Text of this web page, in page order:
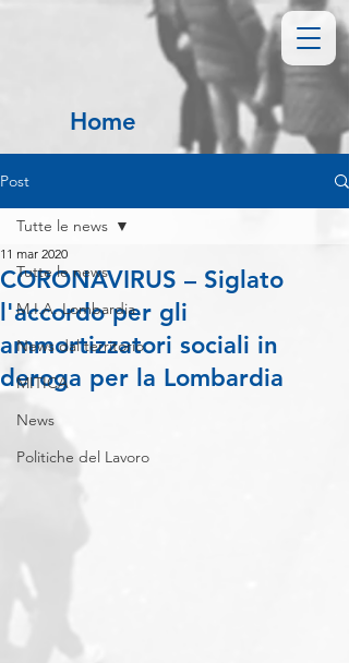
Home
Post
Tutte le news
M.I.A. Lombardia
News dal territorio
MITICA
News
Politiche del Lavoro
Tutte le news
CORONAVIRUS – Siglato
l'accordo per gli
ammortizzatori sociali in
deroga per la Lombardia
11 mar 2020